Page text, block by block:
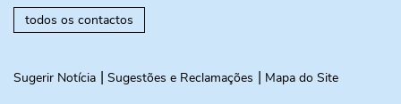
todos os contactos
Sugerir Notícia Sugestões e Reclamações Mapa do Site